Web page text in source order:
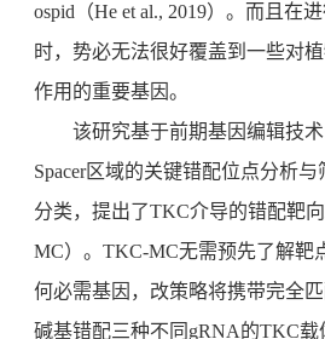
ospid（He et al., 2019）。而且在
时，势必无法很好覆盖到一些对
作用的重要基因。
该研究基于前期基因编辑技
Spacer区域的关键错配位点分析
分类，提出了TKC介导的错配靶
MC）。TKC-MC无需预先了解靶
何必需基因，改策略将携带完全
碱基错配三种不同gRNA的TKC